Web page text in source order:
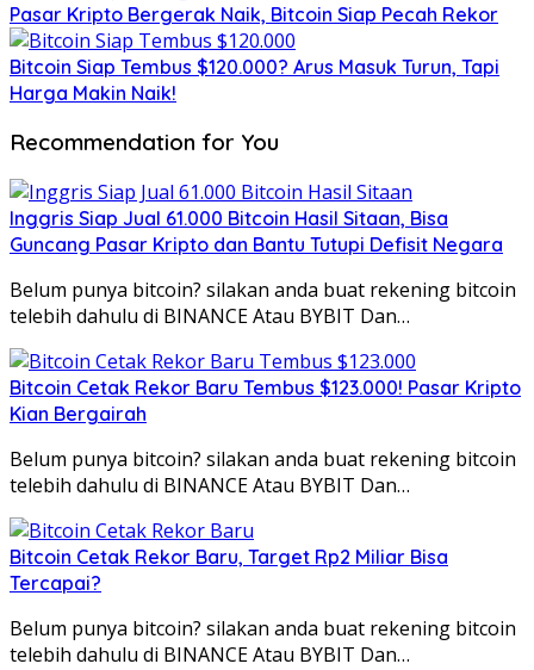
Pasar Kripto Bergerak Naik, Bitcoin Siap Pecah Rekor
Bitcoin Siap Tembus $120.000? Arus Masuk Turun, Tapi
Harga Makin Naik!
Recommendation for You
Inggris Siap Jual 61.000 Bitcoin Hasil Sitaan, Bisa
Guncang Pasar Kripto dan Bantu Tutupi Defisit Negara
Belum punya bitcoin? silakan anda buat rekening bitcoin
telebih dahulu di BINANCE Atau BYBIT Dan…
Bitcoin Cetak Rekor Baru Tembus $123.000! Pasar Kripto
Kian Bergairah
Belum punya bitcoin? silakan anda buat rekening bitcoin
telebih dahulu di BINANCE Atau BYBIT Dan…
Bitcoin Cetak Rekor Baru, Target Rp2 Miliar Bisa
Tercapai?
Belum punya bitcoin? silakan anda buat rekening bitcoin
telebih dahulu di BINANCE Atau BYBIT Dan…